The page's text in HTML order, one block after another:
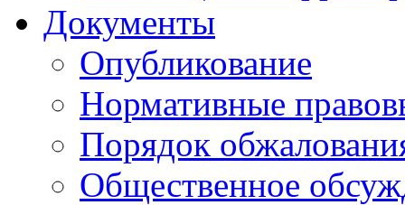
Документы
Опубликование
Нормативные
Порядок
Общественное